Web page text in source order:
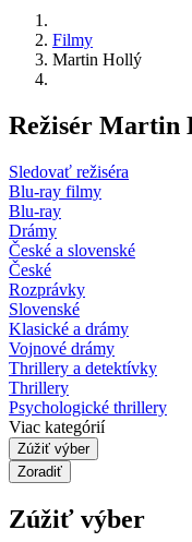
Filmy
Martin Hollý
Režisér Martin
Sledovať režiséra
Blu-ray filmy
Blu-ray
Drámy
České a slovenské
České
Rozprávky
Slovenské
Klasické a drámy
Vojnové drámy
Thrillery a detektívky
Thrillery
Psychologické thrillery
Viac kategórií
Zúžiť výber
Zoradiť
Zúžiť výber